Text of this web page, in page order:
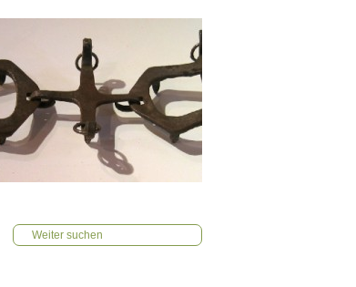
Weiter suchen